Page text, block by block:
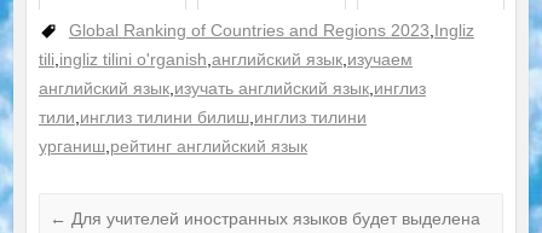
школ"
Global Ranking of Countries and Regions 2023,Ingliz
tili,ingliz tilini o'rganish,английский язык,изучаем
английский язык,изучать английский язык,инглиз
тили,инглиз тилини билиш,инглиз тилини
урганиш,рейтинг английский язык
← Для учителей иностранных языков будет выделена